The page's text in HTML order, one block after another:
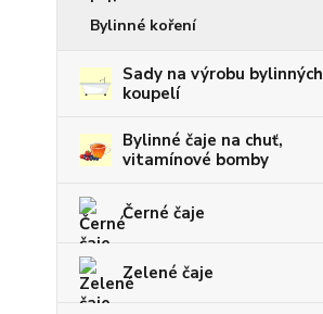
Bylinné koření
Sady na výrobu bylinných
koupelí
Bylinné čaje na chuť,
vitamínové bomby
Černé čaje
Zelené čaje